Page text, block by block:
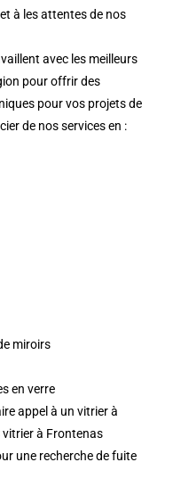
à les attentes de nos
avec les meilleurs
pour offrir des
pour vos projets de
de nos services en :
miroirs
en verre
appel à un vitrier à
vitrier à Frontenas
une recherche de fuite